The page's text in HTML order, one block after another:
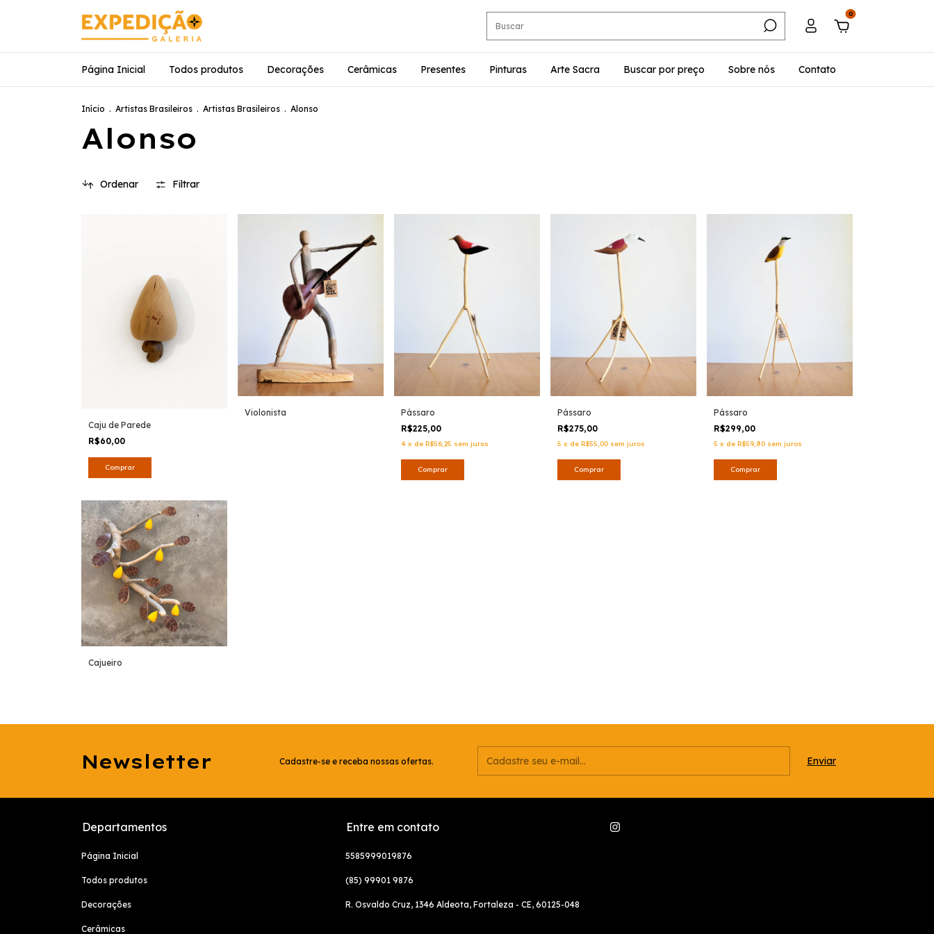
0
Página Inicial Todos produtos Decorações Cerâmicas Presentes Pinturas Arte Sacra Buscar por preço Sobre nós Contato
Início . Artistas Brasileiros . Artistas Brasileiros . Alonso
Alonso
Ordenar Filtrar
Caju de Parede
R$60,00
Violonista
Pássaro
R$225,00
4 x de R$56,25 sem juros
Pássaro
R$275,00
5 x de R$55,00 sem juros
Pássaro
R$299,00
5 x de R$59,80 sem juros
Cajueiro
Newsletter Cadastre-se e receba nossas ofertas.
Departamentos
Página Inicial
Todos produtos
Decorações
Cerâmicas
Entre em contato
5585999019876
(85) 99901 9876
R. Osvaldo Cruz, 1346 Aldeota, Fortaleza - CE, 60125-048